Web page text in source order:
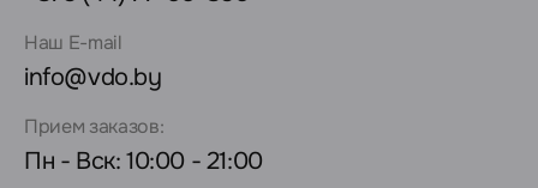
Наш E-mail
info@vdo.by
Прием заказов:
Пн - Вск: 10:00 - 21:00